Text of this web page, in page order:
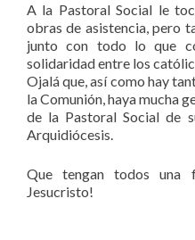
A la Pastoral Social le
obras de asistencia, pero
junto con todo lo que
solidaridad entre los
Ojalá que, así como hay
la Comunión, haya mucha
de la Pastoral Social de
Arquidiócesis.
Que tengan todos una
Jesucristo!